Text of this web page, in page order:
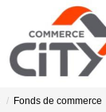
ACHETER
Fonds de commerce